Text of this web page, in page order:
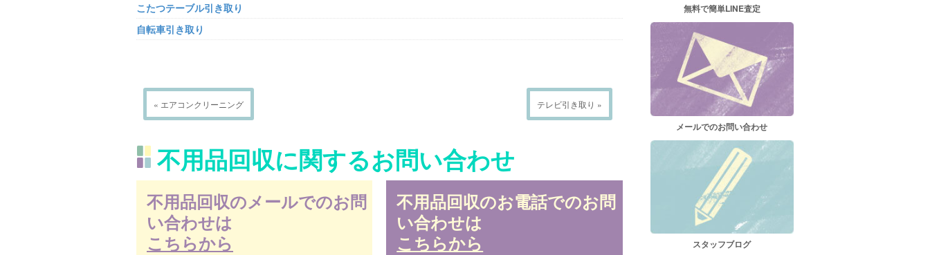
こたつテーブル引き取り
自転車引き取り
« エアコンクリーニング テレビ引き取り »
不用品回収に関するお問い合わせ
不用品回収のメールでのお問
い合わせは
こちらから
不用品回収のお電話でのお問
い合わせは
こちらから
無料で簡単LINE査定
メールでのお問い合わせ
スタッフブログ